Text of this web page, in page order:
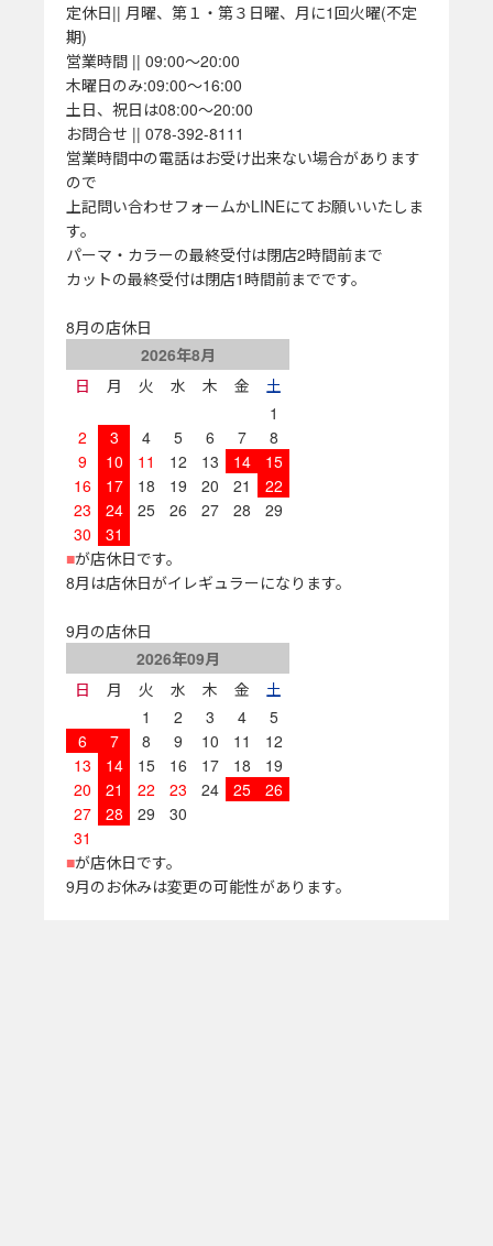
定休日|| 月曜、第１・第３日曜、月に1回火曜(不定
期)
営業時間 || 09:00～20:00
木曜日のみ:09:00～16:00
土日、祝日は08:00～20:00
お問合せ || 078-392-8111
営業時間中の電話はお受け出来ない場合があります
ので
上記問い合わせフォームかLINEにてお願いいたしま
す。
パーマ・カラーの最終受付は閉店2時間前まで
カットの最終受付は閉店1時間前までです。
8月の店休日
2026年8月
日
月 火 水 木 金
土
1
2
3 4 5 6 7
8
9
10 11 12 13 14
15
16
17 18 19 20 21
22
23
24 25 26 27 28
29
30
31
■が店休日です。
8月は店休日がイレギュラーになります。
9月の店休日
2026年09月
日
月 火 水 木 金
土
1
2 3 4
5
6
7 8 9 10 11
12
13
14 15 16 17 18
19
20
21 22 23 24 25
26
27
28 29
30
31
■が店休日です。
9月のお休みは変更の可能性があります。